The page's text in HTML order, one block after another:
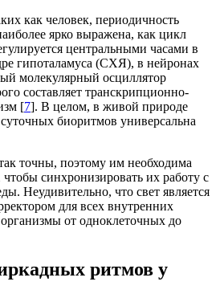
как человек, периодичность
ярко выражена, как цикл
центральными часами в
гипоталамуса (СХЯ), в нейронах
молекулярный осциллятор
составляет транскрипционно-
[7]. В целом, в живой природе
суточных биоритмов универсальна
точны, поэтому им необходима
синхронизировать их работу с
Неудивительно, что свет является
для всех внутренних
от одноклеточных до
ритмов у